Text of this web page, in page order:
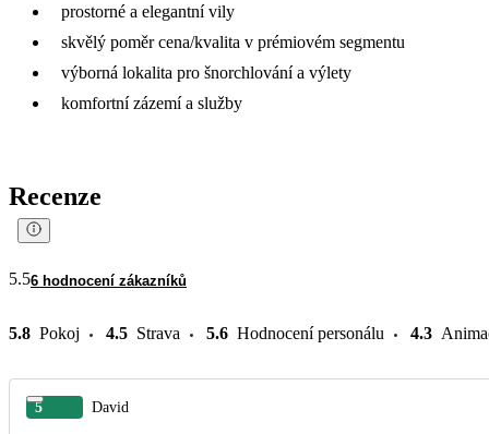
prostorné a elegantní vily
skvělý poměr cena/kvalita v prémiovém segmentu
výborná lokalita pro šnorchlování a výlety
komfortní zázemí a služby
Recenze
5.56 hodnocení zákazníků
5.8 Pokoj 4.5 Strava 5.6 Hodnocení personálu 4.3
5 David